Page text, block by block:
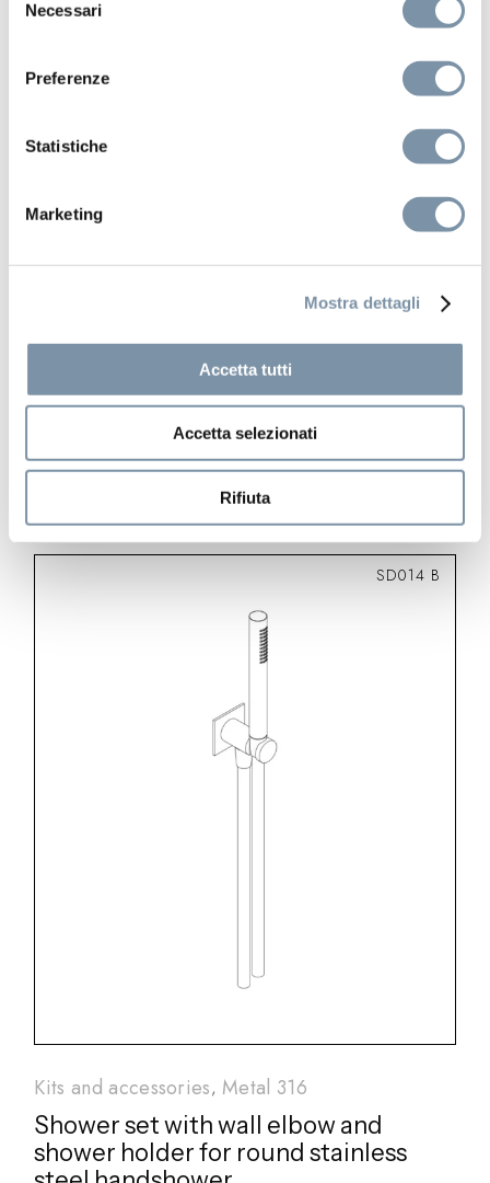
delNecessari
Preferenze
Statistiche
Marketing
Mostra dettagli
Accetta tutti
Accetta selezionati
Rifiuta
Kits and accessories
Rectangular handshower 32×15 mm
SD014 B
Kits and accessories Metal 316
Shower set with wall elbow and
shower holder for round stainless